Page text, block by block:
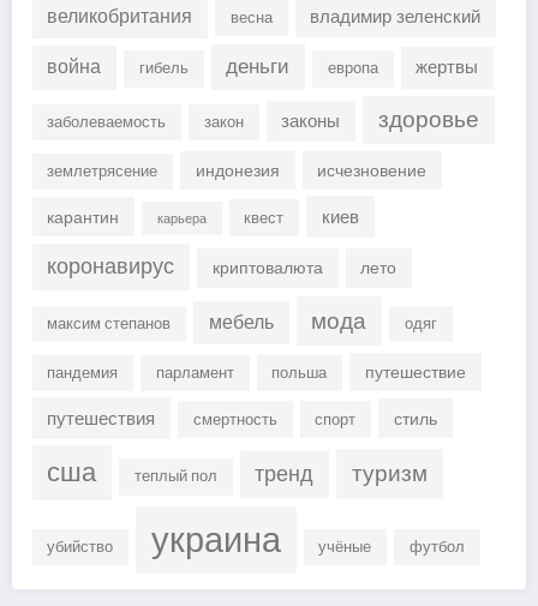
великобритания весна владимир зеленский
война гибель деньги европа жертвы
заболеваемость закон законы здоровье
землетрясение индонезия
исчезновение
карантин
карьера квест киев
коронавирус криптовалюта лето
максим степанов мебель мода одяг
пандемия парламент польша путешествие
путешествия смертность спорт стиль
сша теплый пол тренд туризм
убийство украина учёные футбол